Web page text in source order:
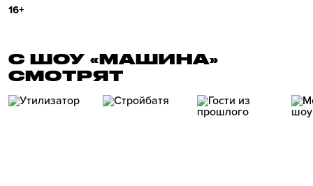
16+
С ШОУ «МАШИНА»
СМОТРЯТ